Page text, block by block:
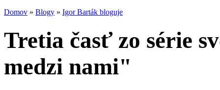
Domov » Blogy » Igor Barták bloguje
Tretia časť zo série
medzi nami"